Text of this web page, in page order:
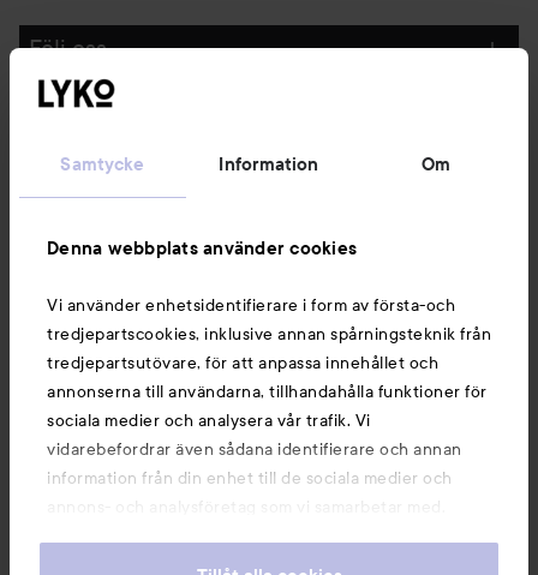
Samtycke Information Om
Denna webbplats använder cookies
Vi använder enhetsidentifierare i form av första-och
tredjepartscookies, inklusive annan spårningsteknik från
tredjepartsutövare, för att anpassa innehållet och
annonserna till användarna, tillhandahålla funktioner för
sociala medier och analysera vår trafik. Vi
vidarebefordrar även sådana identifierare och annan
information från din enhet till de sociala medier och
annons- och analysföretag som vi samarbetar med.
information som du har tillhandahållit eller som de har
Följ oss
Du kanske också gillar